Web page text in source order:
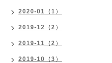
2020-01（1）
2019-12（2）
2019-11（2）
2019-10（3）